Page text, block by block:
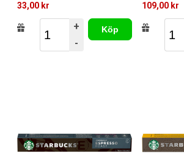
33,00 kr
+
-
Köp
109,00 kr